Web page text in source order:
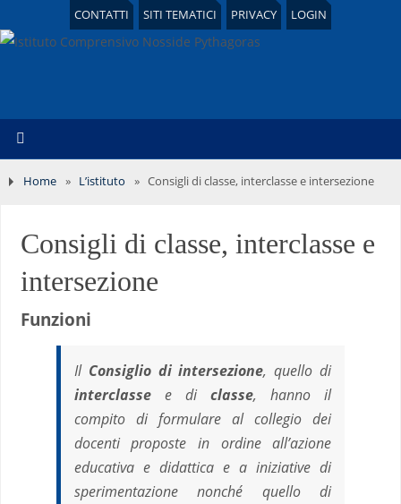
CONTATTI SITI TEMATICI PRIVACY LOGIN
Home » L’istituto » Consigli di classe, interclasse e intersezione
Consigli di classe, interclasse e
intersezione
Funzioni
Il Consiglio di intersezione, quello di
interclassee diclasse, hanno il
compito di formulare al collegio dei
docenti proposte in ordine all’azione
educativa e didattica e a iniziative di
sperimentazione nonché quello di